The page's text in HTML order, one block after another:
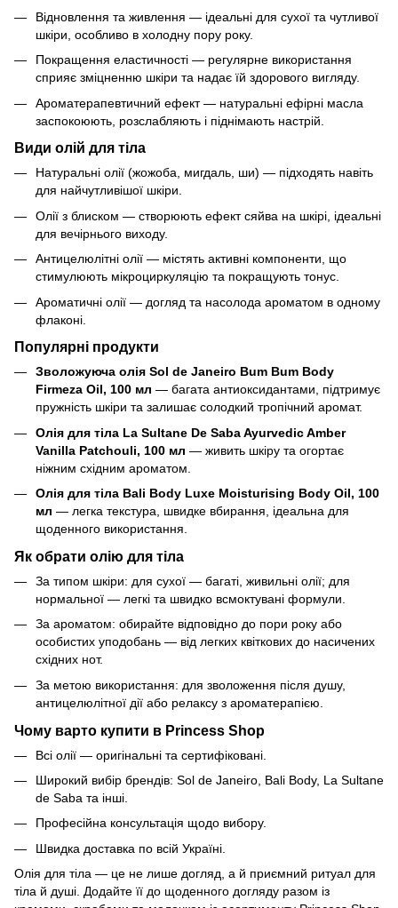
Відновлення та живлення — ідеальні для сухої та чутливої
шкіри, особливо в холодну пору року.
Покращення еластичності — регулярне використання
сприяє зміцненню шкіри та надає їй здорового вигляду.
Ароматерапевтичний ефект — натуральні ефірні масла
заспокоюють, розслабляють і піднімають настрій.
Види олій для тіла
Натуральні олії (жожоба, мигдаль, ши) — підходять навіть
для найчутливішої шкіри.
Олії з блиском — створюють ефект сяйва на шкірі, ідеальні
для вечірнього виходу.
Антицелюлітні олії — містять активні компоненти, що
стимулюють мікроциркуляцію та покращують тонус.
Ароматичні олії — догляд та насолода ароматом в одному
флаконі.
Популярні продукти
Зволожуюча олія Sol de Janeiro Bum Bum Body
Firmeza Oil, 100 мл — багата антиоксидантами, підтримує
пружність шкіри та залишає солодкий тропічний аромат.
Олія для тіла La Sultane De Saba Ayurvedic Amber
Vanilla Patchouli, 100 мл — живить шкіру та огортає
ніжним східним ароматом.
Олія для тіла Bali Body Luxe Moisturising Body Oil, 100
мл — легка текстура, швидке вбирання, ідеальна для
щоденного використання.
Як обрати олію для тіла
За типом шкіри: для сухої — багаті, живильні олії; для
нормальної — легкі та швидко всмоктувані формули.
За ароматом: обирайте відповідно до пори року або
особистих уподобань — від легких квіткових до насичених
східних нот.
За метою використання: для зволоження після душу,
антицелюлітної дії або релаксу з ароматерапією.
Чому варто купити в Princess Shop
Всі олії — оригінальні та сертифіковані.
Широкий вибір брендів: Sol de Janeiro, Bali Body, La Sultane
de Saba та інші.
Професійна консультація щодо вибору.
Швидка доставка по всій Україні.
Олія для тіла — це не лише догляд, а й приємний ритуал для
тіла й душі. Додайте її до щоденного догляду разом із